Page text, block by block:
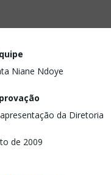
Niane Ndoye
da Diretoria
de 2009